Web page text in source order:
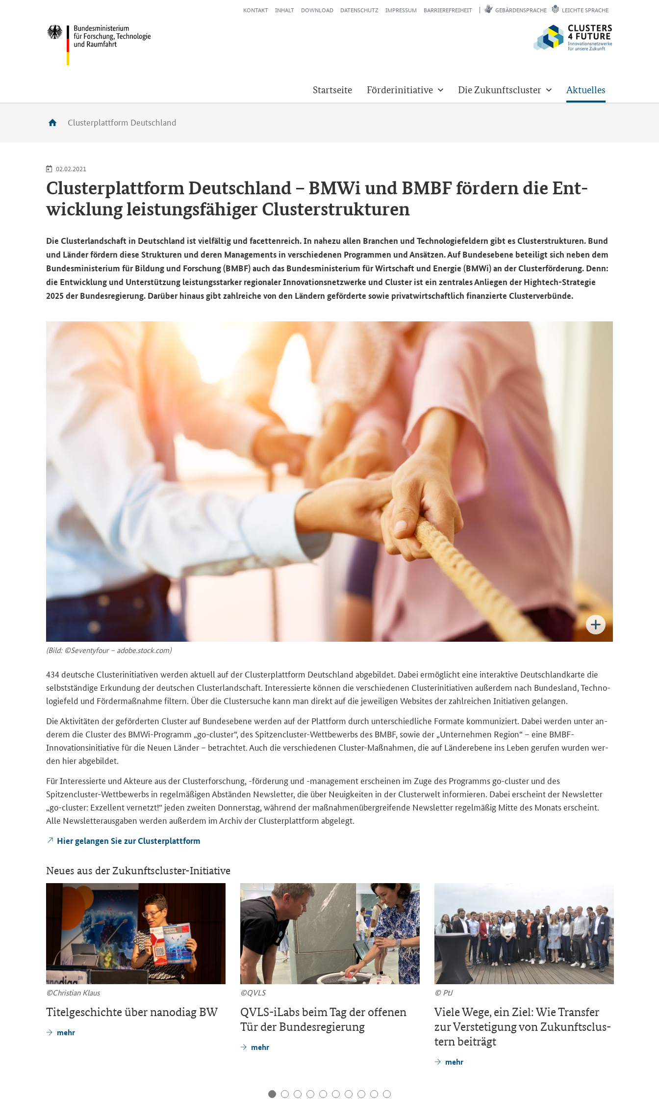
KONTAKT INHALT DOWNLOAD DATENSCHUTZ IMPRESSUM BARRIEREFREIHEIT GEBÄRDENSPRACHE LEICHTE SPRACHE
Startseite Förderinitiative Die Zukunftscluster Aktuelles
Clusterplattform Deutschland
02.02.2021
Clus­ter­platt­form Deutsch­land – BMWi und BMBF för­dern die Ent­
wick­lung leis­tungs­fä­hi­ger Clus­ter­struk­tu­ren
Die Clus­ter­land­schaft in Deutsch­land ist viel­fäl­tig und fa­cet­ten­reich. In na­he­zu allen Bran­chen und Tech­no­lo­gie­fel­dern gibt es Clus­ter­struk­tu­ren. Bund
und Län­der för­dern diese Struk­tu­ren und deren Ma­nage­ments in ver­schie­de­nen Pro­gram­men und An­sät­zen. Auf Bun­des­ebe­ne be­tei­ligt sich neben dem
Bun­des­mi­nis­te­ri­um für Bil­dung und For­schung (BMBF) auch das Bun­des­mi­nis­te­ri­um für Wirt­schaft und En­er­gie (BMWi) an der Clus­ter­för­de­rung. Denn:
die Ent­wick­lung und Un­ter­stüt­zung leis­tungs­star­ker re­gio­na­ler In­no­va­ti­ons­netz­wer­ke und Clus­ter ist ein zen­tra­les An­lie­gen der Hightech-​Strategie
2025 der Bun­des­re­gie­rung. Dar­über hin­aus gibt zahl­rei­che von den Län­dern ge­för­der­te sowie pri­vat­wirt­schaft­lich fi­nan­zier­te Clus­ter­ver­bün­de.
(Bild: ©Se­ven­ty­four – adobe.stock.com)
434 deut­sche Clus­ter­initia­ti­ven wer­den ak­tu­ell auf der Clus­ter­platt­form Deutsch­land ab­ge­bil­det. Dabei er­mög­licht eine in­ter­ak­ti­ve Deutsch­land­kar­te die
selbst­stän­di­ge Er­kun­dung der deut­schen Clus­ter­land­schaft. In­ter­es­sier­te kön­nen die ver­schie­de­nen Clus­ter­initia­ti­ven au­ßer­dem nach Bun­des­land, Tech­no­
lo­gie­feld und För­der­maß­nah­me fil­tern. Über die Clus­ter­su­che kann man di­rekt auf die je­wei­li­gen Web­sites der zahl­rei­chen In­itia­ti­ven ge­lan­gen.
Die Ak­ti­vi­tä­ten der ge­för­der­ten Clus­ter auf Bun­des­ebe­ne wer­den auf der Platt­form durch un­ter­schied­li­che For­ma­te kom­mu­ni­ziert. Dabei wer­den unter an­
de­rem die Clus­ter des BMWi-​Programm „go-​cluster“, des Spitzencluster-​Wettbewerbs des BMBF, sowie der „Un­ter­neh­men Re­gi­on“ – eine BMBF-​
Innovationsinitiative für die Neuen Län­der – be­trach­tet. Auch die ver­schie­de­nen Cluster-​Maßnahmen, die auf Län­der­ebe­ne ins Leben ge­ru­fen wur­den wer­
den hier ab­ge­bil­det.
Für In­ter­es­sier­te und Ak­teu­re aus der Clus­ter­for­schung, -​förderung und -​management er­schei­nen im Zuge des Pro­gramms go-​cluster und des
Spitzencluster-​Wettbewerbs in re­gel­mä­ßi­gen Ab­stän­den News­let­ter, die über Neu­ig­kei­ten in der Clus­ter­welt in­for­mie­ren. Dabei er­scheint der News­let­ter
„go-​cluster: Ex­zel­lent ver­netzt!“ jeden zwei­ten Don­ners­tag, wäh­rend der maß­nah­men­über­grei­fen­de News­let­ter re­gel­mä­ßig Mitte des Mo­nats er­scheint.
Alle News­let­ter­aus­ga­ben wer­den au­ßer­dem im Ar­chiv der Clus­ter­platt­form ab­ge­legt.
Hier ge­lan­gen Sie zur Clus­ter­platt­form
Neues aus der Zukunftscluster-​Initiative
©Chris­ti­an Klaus
Ti­tel­ge­schich­te über na­n­o­diag BW
mehr
©QVLS
QVLS-iLabsbeim Tag der of­fe­nen
Tür der Bun­des­re­gie­rung
mehr
© PtJ
Viele Wege, ein Ziel: Wie Trans­fer
zur Ver­ste­ti­gung von Zu­kunfts­clus­
tern bei­trägt
mehr